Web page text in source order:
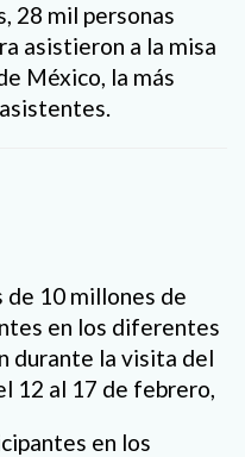
28 mil personas
asistieron a la misa
México, la más
de 10 millones de
en los diferentes
durante la visita del
12 al 17 de febrero,
en los